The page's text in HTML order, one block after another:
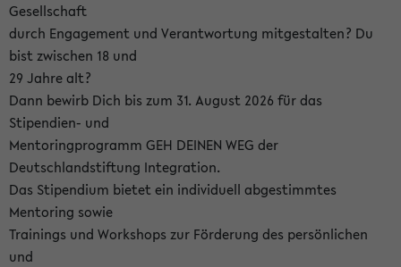
Gesellschaft
durch Engagement und Verantwortung mitgestalten? Du
bist zwischen 18 und
29 Jahre alt?
Dann bewirb Dich bis zum 31. August 2026 für das
Stipendien- und
Mentoringprogramm GEH DEINEN WEG der
Deutschlandstiftung Integration.
Das Stipendium bietet ein individuell abgestimmtes
Mentoring sowie
Trainings und Workshops zur Förderung des persönlichen
und